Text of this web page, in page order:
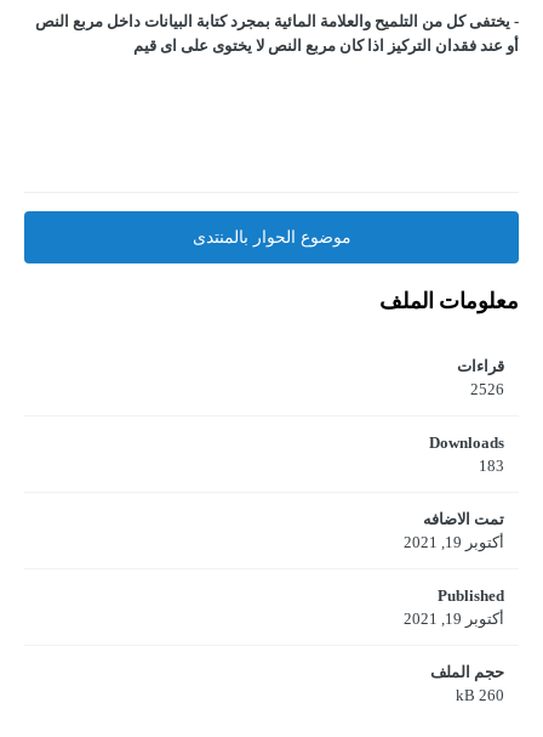
- يختفى كل من التلميح والعلامة المائية بمجرد كتابة البيانات داخل مربع النص
أو عند فقدان التركيز اذا كان مربع النص لا يختوى على اى قيم
موضوع الحوار بالمنتدى
معلومات الملف
قراءات
2526
Downloads
183
تمت الاضافه
أكتوبر 19, 2021
Published
أكتوبر 19, 2021
حجم الملف
260 kB